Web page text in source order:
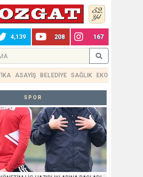
4,139 208 167
ASAYİŞ BELEDİYE SAĞLIK EKONOMİ
SPOR